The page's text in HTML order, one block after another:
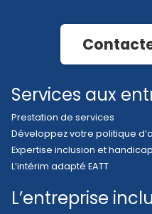
Services aux
Prestation de services
Développez votre politique
Expertise inclusion et handicap
L’intérim adapté EATT
L’entreprise